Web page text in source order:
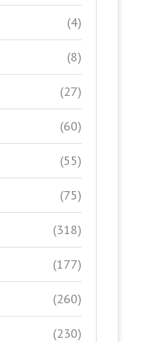
(4)
(8)
(27)
(60)
(55)
(75)
(318)
(177)
(260)
(230)